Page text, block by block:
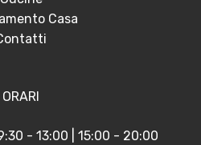
Casa
ORARI
- 13:00 | 15:00 - 20:00